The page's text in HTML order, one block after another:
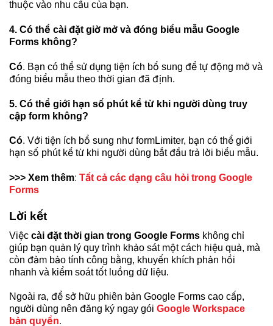
thuộc vào nhu cầu của bạn.
4. Có thể cài đặt giờ mở và đóng biểu mẫu Google
Forms không?
Có. Bạn có thể sử dụng tiện ích bổ sung để tự động mở và
đóng biểu mẫu theo thời gian đã định.
5. Có thể giới hạn số phút kể từ khi người dùng truy
cập form không?
Có. Với tiện ích bổ sung như formLimiter, bạn có thể giới
hạn số phút kể từ khi người dùng bắt đầu trả lời biểu mẫu.
>>> Xem thêm: Tất cả các dạng câu hỏi trong Google
Forms
Lời kết
Việc cài đặt thời gian trong Google Forms không chỉ
giúp bạn quản lý quy trình khảo sát một cách hiệu quả, mà
còn đảm bảo tính công bằng, khuyến khích phản hồi
nhanh và kiểm soát tốt luồng dữ liệu.
Ngoài ra, để sở hữu phiên bản Google Forms cao cấp,
người dùng nên đăng ký ngay gói Google Workspace
bản quyền.